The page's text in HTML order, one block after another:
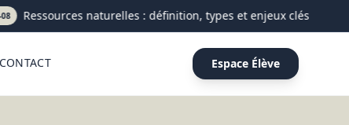
Ressources naturelles : définition, types et enjeux clés
CONTACT Espace Élève